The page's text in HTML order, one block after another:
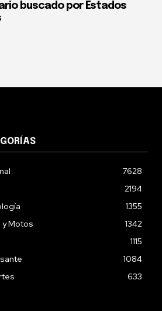
buscado por Estados
7628
2194
1355
Motos
1342
1115
1084
633